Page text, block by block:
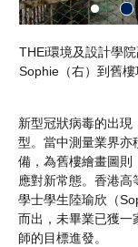
THEi環境及設計學
Sophie（右）到舊
新型冠狀病毒的出
型。當中測量業界亦
備，為舊樓繪畫圖則
應對新常態。香港
學士學生陸瑜欣（
而出，未畢業已獲一
師的目標進發。